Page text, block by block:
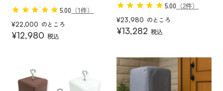
5.00 （1件）
¥22,000 のところ
¥12,980 税込
5.00 （2件）
¥23,980 のところ
¥13,282 税込